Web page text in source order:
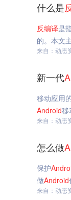
什么是
反编译是
的。本文
来自：动态
新一代
移动应用
Android移
来自：动态
怎么做
保护
做Android
来自：动态